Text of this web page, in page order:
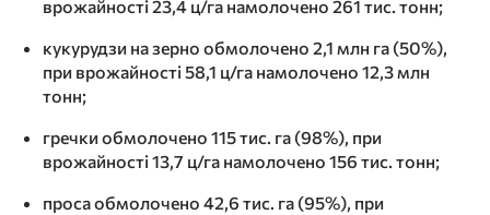
врожайності 23,4 ц/га намолочено 261 тис. тонн;
кукурудзи на зерно обмолочено 2,1 млн га (50%),
при врожайності 58,1 ц/га намолочено 12,3 млн
тонн;
гречки обмолочено 115 тис. га (98%), при
врожайності 13,7 ц/га намолочено 156 тис. тонн;
проса обмолочено 42,6 тис. га (95%), при